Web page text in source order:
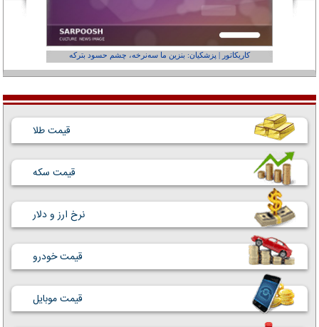
کاریکاتور | پزشکیان: بنزین ما سه‌نرخه، چشم حسود بترکه
قیمت طلا
قیمت سکه
نرخ ارز و دلار
قیمت خودرو
قیمت موبایل